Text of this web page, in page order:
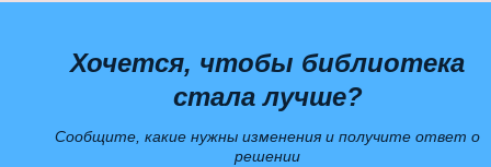
Хочется, чтобы библиотека
стала лучше?
Сообщите, какие нужны изменения и получите ответ о
решении